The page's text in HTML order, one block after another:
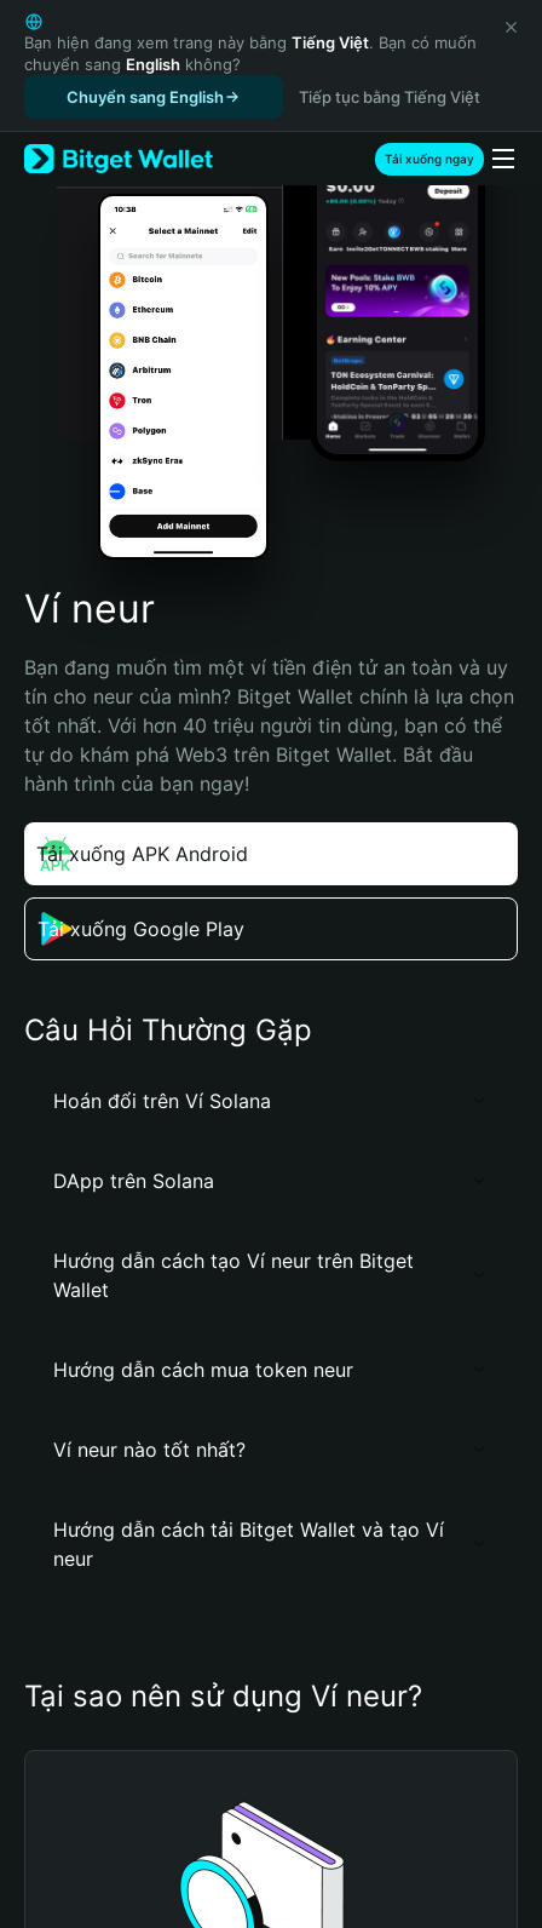
English
日本語
Tiếng Việt
Русский
Español (Latinoamérica)
Türkçe
Italiano
Português (Portugal)
Bahasa Indonesia
Português (Brasil)
Español (Argentina)
Bạn hiện đang xem trang này bằng Tiếng Việt. Bạn có muốn
chuyển sang English không?
Chuyển sang English
Tiếp tục bằng Tiếng Việt
Tải xuống ngay
Ví neur
Bạn đang muốn tìm một ví tiền điện tử an toàn và uy
tín cho neur của mình? Bitget Wallet chính là lựa chọn
tốt nhất. Với hơn 40 triệu người tin dùng, bạn có thể
tự do khám phá Web3 trên Bitget Wallet. Bắt đầu
hành trình của bạn ngay!
Tải xuống APK Android
Tải xuống Google Play
Câu Hỏi Thường Gặp
Hoán đổi trên Ví Solana
DApp trên Solana
Hướng dẫn cách tạo Ví neur trên Bitget
Wallet
Hướng dẫn cách mua token neur
Ví neur nào tốt nhất?
Hướng dẫn cách tải Bitget Wallet và tạo Ví
neur
Tại sao nên sử dụng Ví neur?